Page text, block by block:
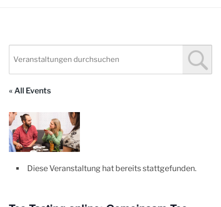
« All Events
Diese Veranstaltung hat bereits stattgefunden.